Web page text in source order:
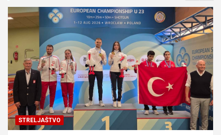
STRELJAŠTVO